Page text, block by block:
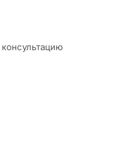
консультацию